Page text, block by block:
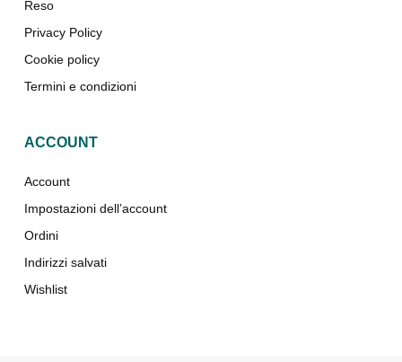
Reso
Privacy Policy
Cookie policy
Termini e condizioni
ACCOUNT
Account
Impostazioni dell’account
Ordini
Indirizzi salvati
Wishlist